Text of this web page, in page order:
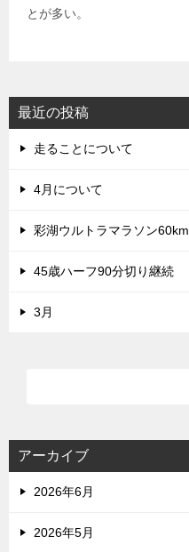
とが多い。
最近の投稿
走ることについて
4月について
彩湖ウルトラマラソン60km
45歳ハーフ90分切り継続
3月
アーカイブ
2026年6月
2026年5月